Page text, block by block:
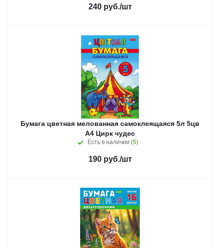
240руб./шт
Бумага цветная мелованная самоклеящаяся 5л 5цв
А4 Цирк чудес
Есть в наличии (5)
190руб./шт